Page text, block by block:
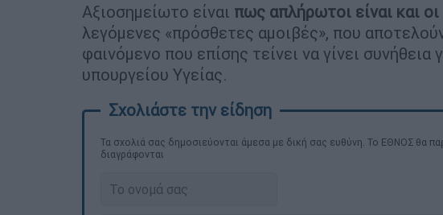
Αξιοσημείωτο είναι πως απλήρωτοι είναι και
λεγόμενες «πρόσθετες αμοιβές», που
φαινόμενο που επίσης τείνει να γίνει συνήθεια
υπουργείου Υγείας.
Τα σχολιά σας δημοσιεύονται άμεσα με δική σας ευθύνη. Το ΕΘΝΟΣ θα
διαγράφονται